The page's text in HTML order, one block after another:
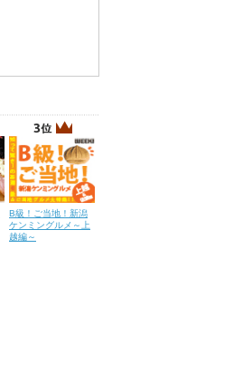
B級！ご当地！新潟
ケンミングルメ～上
越編～